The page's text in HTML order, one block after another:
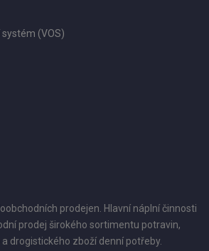
(VOS)
prodejen. Hlavní náplní činnosti
prodej širokého sortimentu potravin,
drogistického zboží denní potřeby.